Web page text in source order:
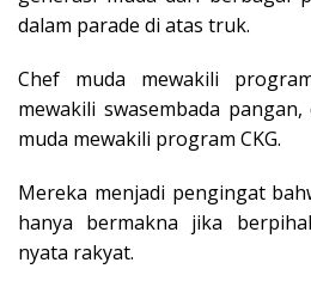
dalam parade di atas truk.
Chef muda mewakili
mewakili swasembada
muda mewakili program CKG.
Mereka menjadi pengingat
hanya bermakna jika
nyata rakyat.